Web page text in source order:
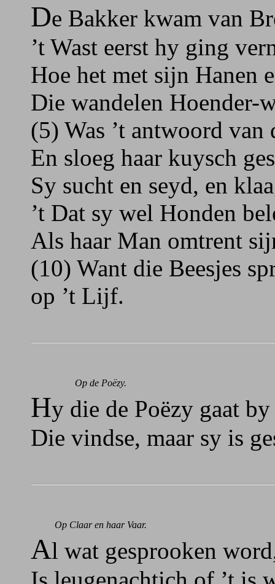
De Bakker kwam van
’t Wast eerst hy ging
Hoe het met sijn Hanen
Die wandelen Hoender-
(5) Was ’t antwoord van
En sloeg haar kuysch
Sy sucht en seyd, en
’t Dat sy wel Honden
Als haar Man omtrent
(10) Want die Beesjes
op ’t Lijf.
Op de Poëzy.
Hy die de Poëzy gaat
Die vindse, maar sy is
Op Claar en haar Vaar.
Al wat gesprooken